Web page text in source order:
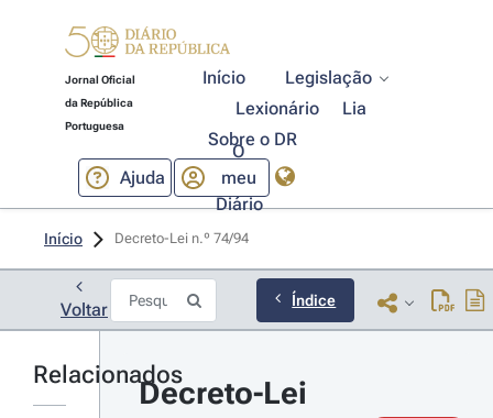
Jornal Oficial
da República
Portuguesa
Início
Legislação
Lexionário
Lia
Sobre o DR
Ajuda
O
meu
Diário
Início Decreto-Lei n.º 74/94
Voltar Índice
Relacionados
Decreto-Lei